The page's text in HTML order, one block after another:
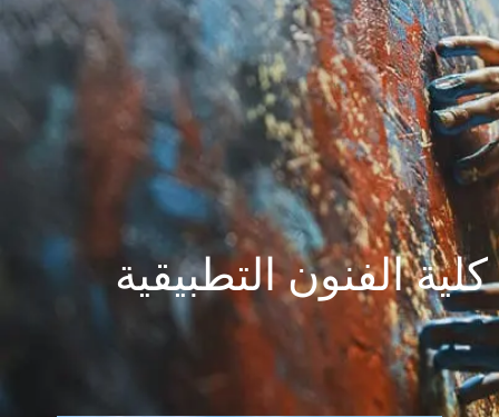
كلية الفنون التطبيقية